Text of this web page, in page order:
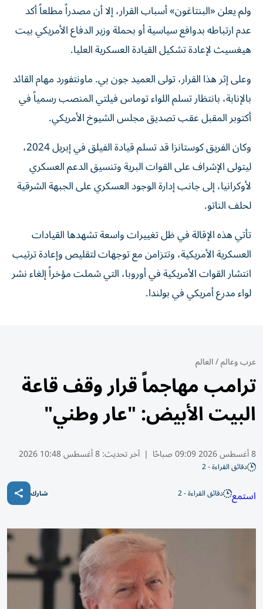
ولم يعلن «البنتاغون» أسباب القرار، إلا أن مصدراً مطلعاً أكد
عدم ارتباطه بدوافع سياسية أو بحملة وزير الدفاع الأمريكي بيت
هيغسيث لإعادة تشكيل القيادة العسكرية العليا.
وعلى إثر هذا القرار، تولى العميد جون بي. ماونتفورد مهام القائد
بالإنابة، بانتظار تسلم اللواء توماس فيلتي المنصب رسمياً في
أكتوبر المقبل عقب تصديق مجلس الشيوخ الأمريكي.
وكان الفريق كوستانزا قد تسلم قيادة الفيلق في إبريل 2024،
ليتولى الإشراف على القوات البرية وتنسيق الدعم العسكري
لأوكرانيا، إلى جانب إدارة الوجود العسكري على الجبهة الشرقية
لحلف الناتو.
تأتي هذه الإقالة في ظل تغييرات واسعة تشهدها القيادات
العسكرية الأمريكية، وتتزامن مع توجهات لتقليص وإعادة ترتيب
انتشار القوات الأمريكية في أوروبا، التي شملت مؤخراً إلغاء نشر
لواء مدرع أمريكي في بولندا.
عرب وعالم/العالم
ترامب مهاجماً قرار وقف قاعة
البيت الأبيض: "عار وطني"
8 أغسطس 2026 09:09 صباحًا | آخر تحديث:8 أغسطس 10:48 2026
دقائق القراءة - 2
استمع دقائق القراءة - 2 شارك